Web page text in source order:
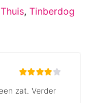
Thuis, Tinberdog